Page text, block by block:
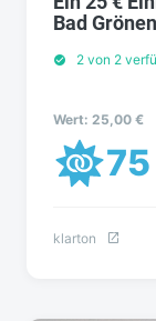
Bad
2 von 2
Wert: 25,00 €
75
klarton